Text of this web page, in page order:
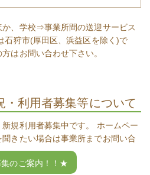
、学校⇒事業所間の送迎サービス
石狩市(厚田区、浜益区を除く)で
はお問い合わせ下さい。
・利用者募集等について
規利用者募集中です。 ホームペー
きたい場合は事業所までお問い合
のご案内！！★